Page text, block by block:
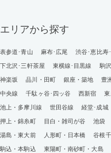
エリアから探す
表参道･青山 麻布･広尾 渋谷･恵比寿
下北沢･三軒茶屋
東横線･目黒線 駒
神楽坂
品川・田町 銀座・築地 豊
中央線
千駄ヶ谷･四ッ谷 西新宿
池上・多摩川線
世田谷線 経堂･成城
押上・錦糸町
目白・雑司が谷 池袋
湯島・東大前
人形町・日本橋 谷根
駒込・本駒込
東陽町・南砂町・大島